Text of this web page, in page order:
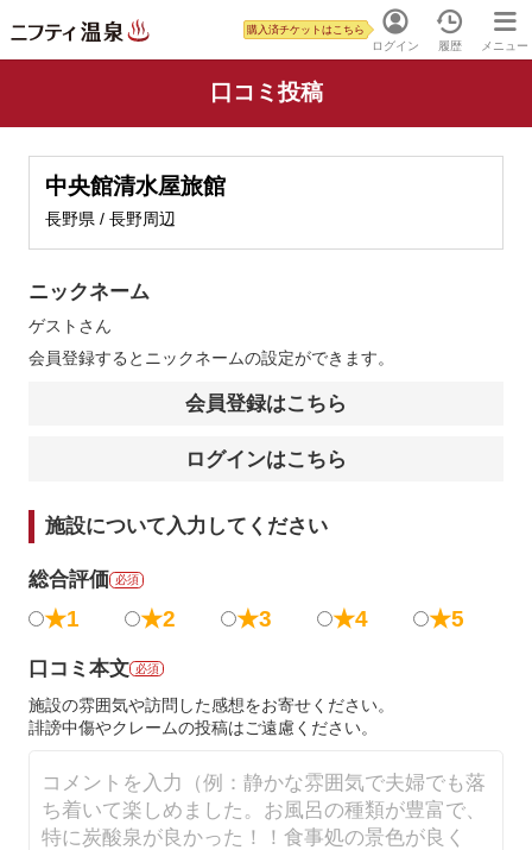
ログイン
購入済チケットはこちら
履歴 メニュー
口コミ投稿
中央館清水屋旅館
長野県 / 長野周辺
ニックネーム
ゲスト さん
会員登録するとニックネームの設定ができます。
会員登録はこちら
ログインはこちら
施設について入力してください
総合評価 必須
★1 ★2 ★3 ★4 ★5
口コミ本文 必須
施設の雰囲気や訪問した感想をお寄せください。
誹謗中傷やクレームの投稿はご遠慮ください。